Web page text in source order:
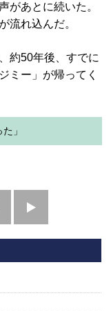
があとに続いた。
流れ込んだ。
約50年後、すでに
ミー」が帰ってく
」
へ